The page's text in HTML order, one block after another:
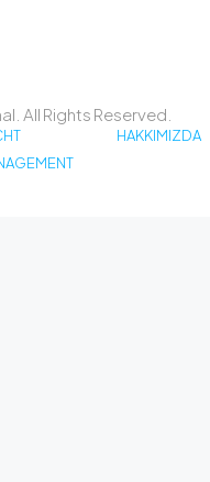
All Rights Reserved.
HAKKIMIZDA